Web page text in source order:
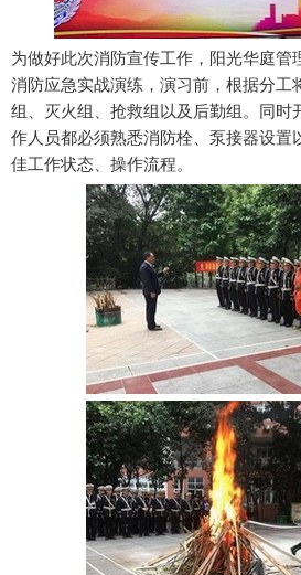
为做好此次消防宣传工作，阳光华庭管
消防应急实战演练，演习前，根据分工
组、灭火组、抢救组以及后勤组。同时
作人员都必须熟悉消防栓、泵接器设置
佳工作状态、操作流程。